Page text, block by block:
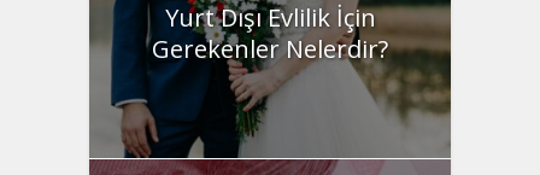
Yurt Dışı Evlilik İçin
Gerekenler Nelerdir?